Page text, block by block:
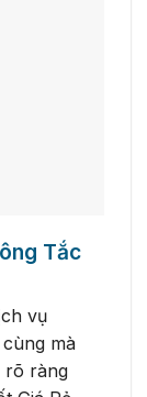
Tắc
vụ
mà
rõ ràng